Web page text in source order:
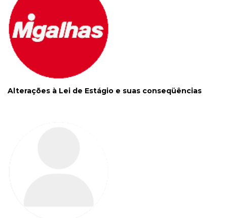
Alterações à Lei de Estágio e suas conseqüências